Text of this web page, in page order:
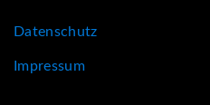
Datenschutz
Impressum